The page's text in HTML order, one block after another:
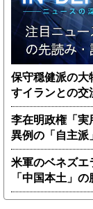
保守穏健派の大
すイランとの交
李在明政権「実
異例の「自主派
米軍のベネズエ
「中国本土」